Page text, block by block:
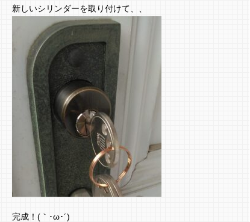
新しいシリンダーを取り付けて、、
完成！(｀･ω･´)ゞ